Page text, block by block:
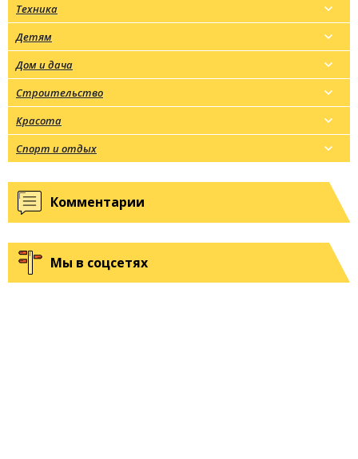
Техника
Детям
Дом и дача
Строительство
Красота
Спорт и отдых
Комментарии
Мы в соцсетях